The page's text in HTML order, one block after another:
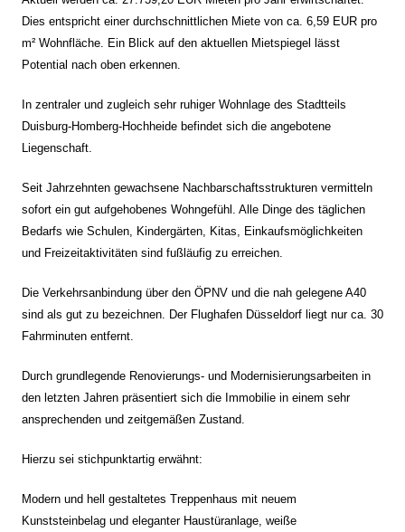
Dies entspricht einer durchschnittlichen Miete von ca. 6,59 EUR pro
m² Wohnfläche. Ein Blick auf den aktuellen Mietspiegel lässt
Potential nach oben erkennen.
In zentraler und zugleich sehr ruhiger Wohnlage des Stadtteils
Duisburg-Homberg-Hochheide befindet sich die angebotene
Liegenschaft.
Seit Jahrzehnten gewachsene Nachbarschaftsstrukturen vermitteln
sofort ein gut aufgehobenes Wohngefühl. Alle Dinge des täglichen
Bedarfs wie Schulen, Kindergärten, Kitas, Einkaufsmöglichkeiten
und Freizeitaktivitäten sind fußläufig zu erreichen.
Die Verkehrsanbindung über den ÖPNV und die nah gelegene A40
sind als gut zu bezeichnen. Der Flughafen Düsseldorf liegt nur ca. 30
Fahrminuten entfernt.
Durch grundlegende Renovierungs- und Modernisierungsarbeiten in
den letzten Jahren präsentiert sich die Immobilie in einem sehr
ansprechenden und zeitgemäßen Zustand.
Hierzu sei stichpunktartig erwähnt:
Modern und hell gestaltetes Treppenhaus mit neuem
Kunststeinbelag und eleganter Haustüranlage, weiße